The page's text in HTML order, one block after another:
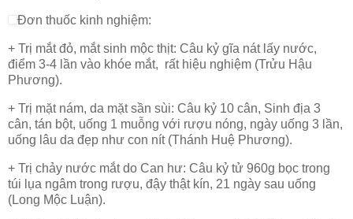
Đơn thuốc kinh nghiệm:
+ Trị mắt đỏ, mắt sinh mộc thịt: Câu kỷ gĩa nát lấy nước,
điểm 3-4 lần vào khóe mắt, rất hiệu nghiệm (Trửu Hậu
Phương).
+ Trị mặt nám, da mặt sần sùi: Câu kỷ 10 cân, Sinh địa 3
cân, tán bột, uống 1 muỗng với rượu nóng, ngày uống 3 lần,
uống lâu da đẹp như con nít (Thánh Huệ Phương).
+ Trị chảy nước mắt do Can hư: Câu kỷ tử 960g bọc trong
túi lụa ngâm trong rượu, đậy thật kín, 21 ngày sau uống
(Long Mộc Luận).